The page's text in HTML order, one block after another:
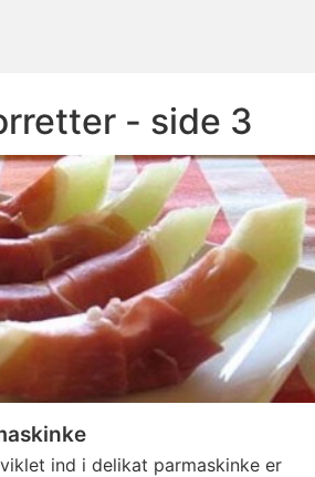
- side 3
ind i delikat parmaskinke er